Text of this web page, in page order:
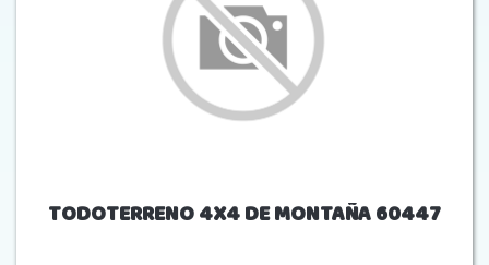
TODOTERRENO 4X4 DE MONTAÑA 60447